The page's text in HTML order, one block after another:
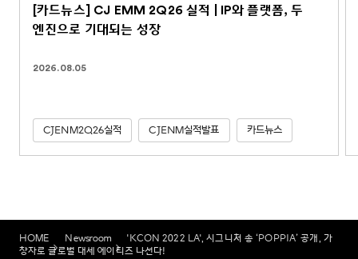
[카드뉴스] CJ EMM 2Q26 실적 | IP와 플랫폼, 두
엔진으로 기대되는 성장
2026.08.05
CJENM2Q26실적 CJENM실적발표 카드뉴스
HOME Newsroom
'KCON 2022 LA', 시그니처 송 ‘POPPIA’ 공개, 가
창자로 글로벌 대세 에이티즈 나선다!